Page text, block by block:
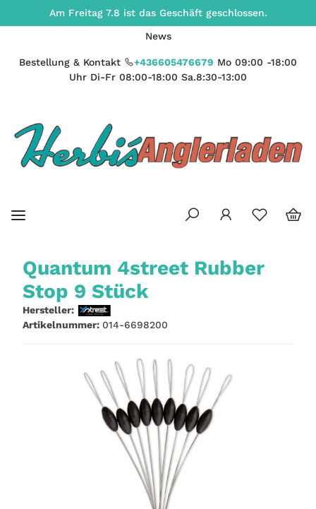
Am Freitag 7.8 ist das Geschäft geschlossen.
News
Bestellung & Kontakt +436605476679 Mo 09:00 -18:00
Uhr Di-Fr 08:00-18:00 Sa.8:30-13:00
Quantum 4street Rubber
Stop 9 Stück
Hersteller:
Artikelnummer: 014-6698200